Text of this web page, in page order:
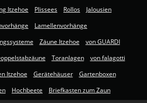
Itzehoe
Plissees Rollos
Jalousien
Lamellenvorhänge
Zäune Itzehoe
von GUARDI
Toranlagen
von falagotti
Itzehoe
Gerätehäuser
Gartenboxen
Hochbeete
Briefkasten zum Zaun